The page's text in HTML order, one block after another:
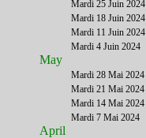
Mardi 25 Juin 2024
Mardi 18 Juin 2024
Mardi 11 Juin 2024
Mardi 4 Juin 2024
May
Mardi 28 Mai 2024
Mardi 21 Mai 2024
Mardi 14 Mai 2024
Mardi 7 Mai 2024
April